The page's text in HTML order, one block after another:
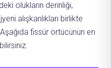
olukların derinliği,
alışkanlıkları birlikte
fissür örtücünün en